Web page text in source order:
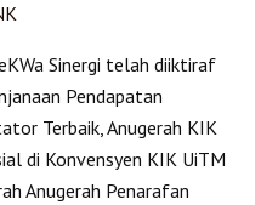
Sinergi telah diiktiraf
Pendapatan
Terbaik, Anugerah KIK
di Konvensyen KIK UiTM
Anugerah Penarafan